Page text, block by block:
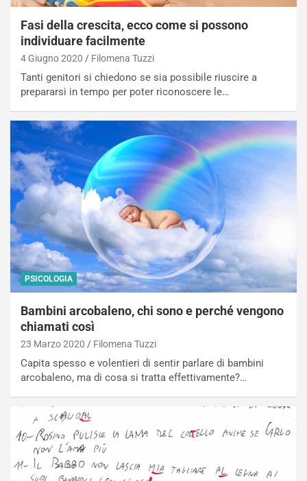
Fasi della crescita, ecco come si possono
individuare facilmente
4 Giugno 2020 Filomena Tuzzi
Tanti genitori si chiedono se sia possibile riuscire a
prepararsi in tempo per poter riconoscere le…
PSICOLOGIA
Bambini arcobaleno, chi sono e perché vengono
chiamati così
23 Marzo 2020 Filomena Tuzzi
Capita spesso e volentieri di sentir parlare di bambini
arcobaleno, ma di cosa si tratta effettivamente?…